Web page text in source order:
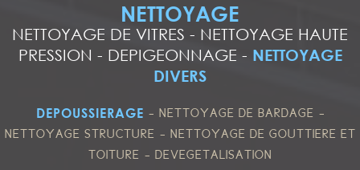
NETTOYAGE
NETTOYAGE DE VITRES - NETTOYAGE HAUTE
PRESSION - DEPIGEONNAGE - NETTOYAGE
DIVERS
DEPOUSSIERAGE - NETTOYAGE DE BARDAGE -
NETTOYAGE STRUCTURE - NETTOYAGE DE GOUTTIERE ET
TOITURE - DEVEGETALISATION